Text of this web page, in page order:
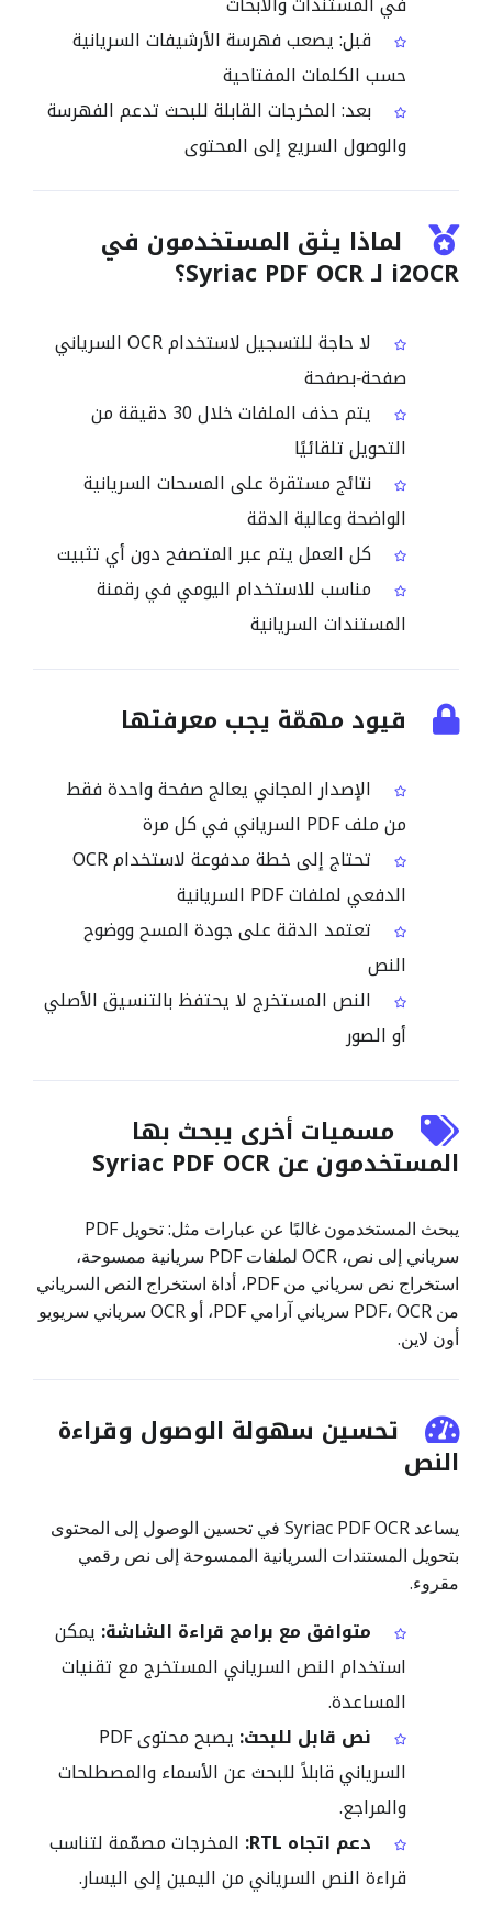
قبل: يصعب فهرسة الأرشيفات السريانية
حسب الكلمات المفتاحية
بعد: المخرجات القابلة للبحث تدعم الفهرسة
والوصول السريع إلى المحتوى
لماذا يثق المستخدمون في
i2OCR لـ Syriac PDF OCR؟
لا حاجة للتسجيل لاستخدام OCR السرياني
صفحة‑بصفحة
يتم حذف الملفات خلال 30 دقيقة من
التحويل تلقائيًا
نتائج مستقرة على المسحات السريانية
الواضحة وعالية الدقة
كل العمل يتم عبر المتصفح دون أي تثبيت
مناسب للاستخدام اليومي في رقمنة
المستندات السريانية
قيود مهمّة يجب معرفتها
الإصدار المجاني يعالج صفحة واحدة فقط
من ملف PDF السرياني في كل مرة
تحتاج إلى خطة مدفوعة لاستخدام OCR
الدفعي لملفات PDF السريانية
تعتمد الدقة على جودة المسح ووضوح
النص
النص المستخرج لا يحتفظ بالتنسيق الأصلي
أو الصور
مسميات أخرى يبحث بها
المستخدمون عن Syriac PDF OCR
يبحث المستخدمون غالبًا عن عبارات مثل: تحويل PDF
سرياني إلى نص، OCR لملفات PDF سريانية ممسوحة،
استخراج نص سرياني من PDF، أداة استخراج النص السرياني
من PDF، OCR سرياني آرامي PDF، أو OCR سرياني سريويو
أون لاين.
تحسين سهولة الوصول وقراءة
النص
يساعد Syriac PDF OCR في تحسين الوصول إلى المحتوى
بتحويل المستندات السريانية الممسوحة إلى نص رقمي
مقروء.
متوافق مع برامج قراءة الشاشة: يمكن
استخدام النص السرياني المستخرج مع تقنيات
المساعدة.
نص قابل للبحث:
يصبح محتوى PDF
السرياني قابلاً للبحث عن الأسماء والمصطلحات
والمراجع.
دعم اتجاه RTL:
المخرجات مصمّمة لتناسب
قراءة النص السرياني من اليمين إلى اليسار.